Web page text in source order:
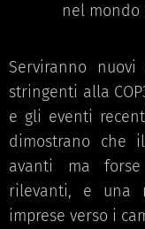
nel mondo
Serviranno
stringenti alla
e gli eventi
dimostrano che
avanti ma
rilevanti, e una
imprese verso i